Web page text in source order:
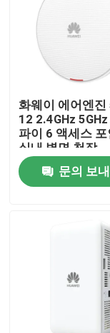
집
우리 에 관한 것
화웨이 에어엔
12 2.4GHz 5GHz
파이 6 액세스
실내 벽면 천장
문의 보